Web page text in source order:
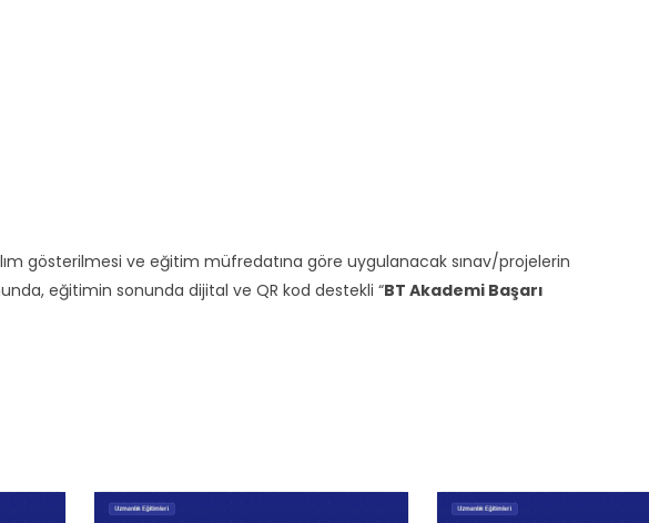
gösterilmesi ve eğitim müfredatına göre uygulanacak sınav/projelerin
eğitimin sonunda dijital ve QR kod destekli “BT Akademi Başarı